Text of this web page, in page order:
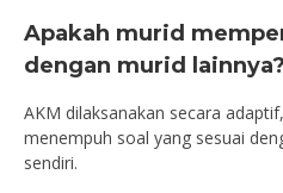
Apakah murid
dengan murid lainnya?
AKM dilaksanakan secara
menempuh soal yang sesuai
sendiri.